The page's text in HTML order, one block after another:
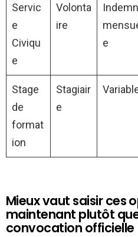
Servic
e
Civiqu
e
Volonta
ire
e
Stage
de
format
ion
Stagiair
e
Mieux vaut saisir ces
maintenant plutôt
convocation officielle